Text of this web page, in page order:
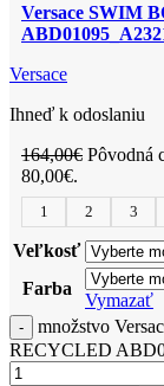
Versace SWIM
Versace
Ihneď k odoslaniu
164,00€ Pôvodná
80,00€.
1 2 3
Veľkosť
Farba
Vymazať
množstvo
RECYCLED